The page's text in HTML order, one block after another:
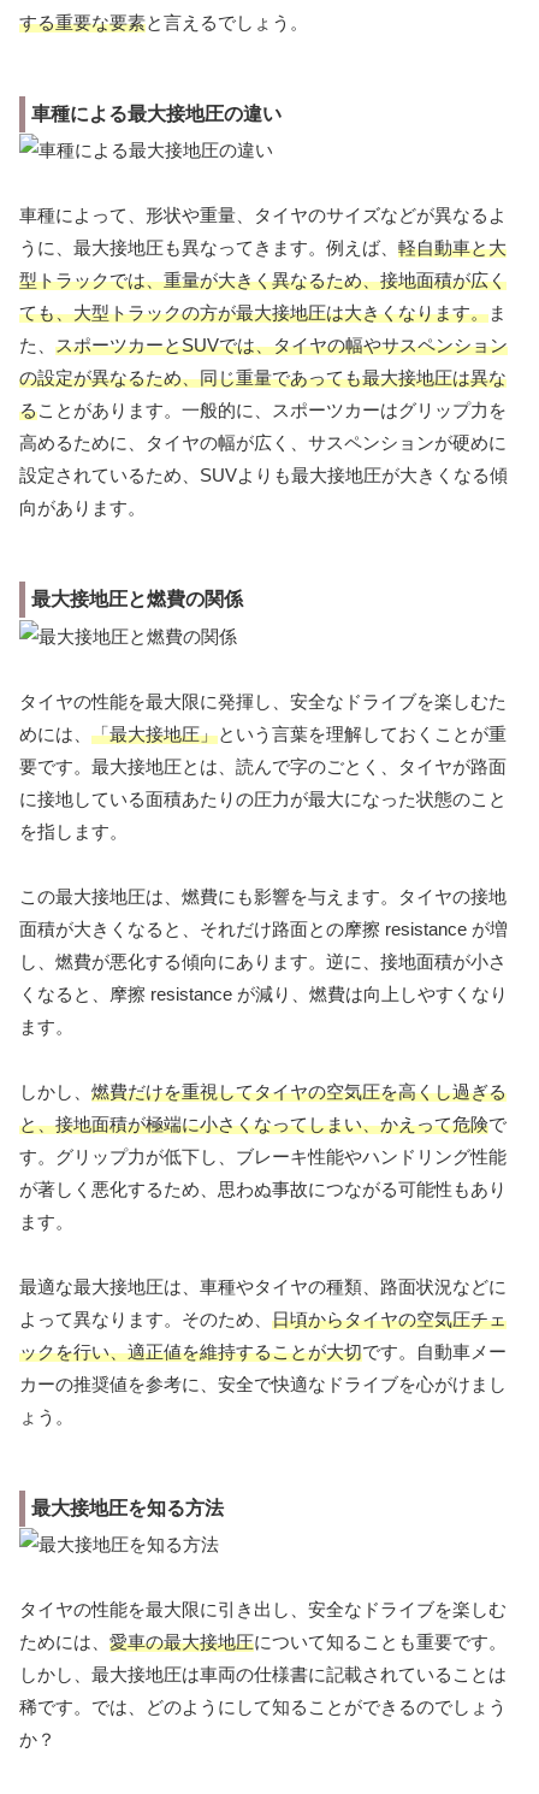
する重要な要素と言えるでしょう。
車種による最大接地圧の違い
車種によって、形状や重量、タイヤのサイズなどが異なるよ
うに、最大接地圧も異なってきます。例えば、 軽自動車と大
型トラックでは、重量が大きく異なるため、接地面積が広く
ても、大型トラックの方が最大接地圧は大きくなります。ま
た、 スポーツカーとSUVでは、タイヤの幅やサスペンション
の設定が異なるため、同じ重量であっても最大接地圧は異な
ることがあります。一般的に、スポーツカーはグリップ力を
高めるために、タイヤの幅が広く、サスペンションが硬めに
設定されているため、SUVよりも最大接地圧が大きくなる傾
向があります。
最大接地圧と燃費の関係
タイヤの性能を最大限に発揮し、安全なドライブを楽しむた
めには、 「最大接地圧」という言葉を理解しておくことが重
要です。最大接地圧とは、読んで字のごとく、タイヤが路面
に接地している面積あたりの圧力が最大になった状態のこと
を指します。
この最大接地圧は、燃費にも影響を与えます。タイヤの接地
面積が大きくなると、それだけ路面との摩擦 resistance が増
し、燃費が悪化する傾向にあります。逆に、接地面積が小さ
くなると、摩擦 resistance が減り、燃費は向上しやすくなり
ます。
しかし、 燃費だけを重視してタイヤの空気圧を高くし過ぎる
と、接地面積が極端に小さくなってしまい、かえって危険で
す。グリップ力が低下し、ブレーキ性能やハンドリング性能
が著しく悪化するため、思わぬ事故につながる可能性もあり
ます。
最適な最大接地圧は、車種やタイヤの種類、路面状況などに
よって異なります。そのため、 日頃からタイヤの空気圧チェ
ックを行い、適正値を維持することが大切です。自動車メー
カーの推奨値を参考に、安全で快適なドライブを心がけまし
ょう。
最大接地圧を知る方法
タイヤの性能を最大限に引き出し、安全なドライブを楽しむ
ためには、 愛車の最大接地圧について知ることも重要です。
しかし、最大接地圧は車両の仕様書に記載されていることは
稀です。では、どのようにして知ることができるのでしょう
か？